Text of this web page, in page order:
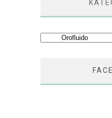
Kategorije